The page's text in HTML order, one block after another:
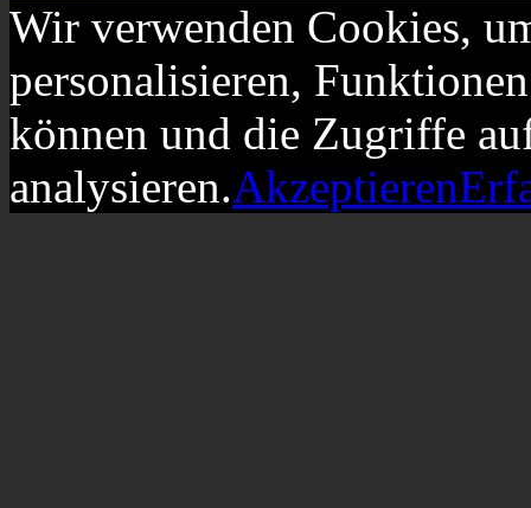
Wir verwenden Cookies,
personalisieren,
können und die Zugriffe
analysieren.Akzeptieren